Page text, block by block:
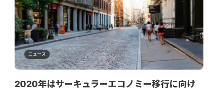
ニュース
2020年はサーキュラーエコノミー移行に向け